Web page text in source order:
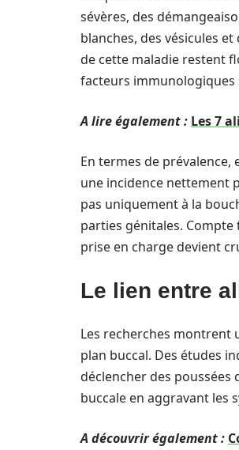
sévères, des
blanches, des vésicules
de cette maladie restent
facteurs
A lire également : Les 7
En termes de
une incidence nettement
pas uniquement à la
parties génitales.
prise en charge devient
Le lien entre
Les recherches montrent
plan buccal. Des études
déclencher des poussées
buccale en aggravant les
A découvrir également :